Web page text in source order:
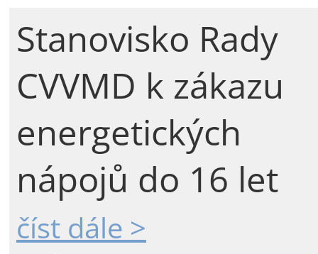
Stanovisko Rady
CVVMD k zákazu
energetických
nápojů do 16 let
číst dále >